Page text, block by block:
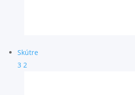
Skútre
3 2